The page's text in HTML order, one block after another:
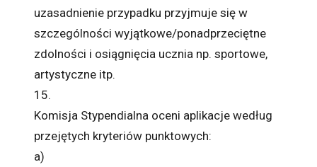
uzasadnienie przypadku przyjmuje się w
szczególności wyjątkowe/ponadprzeciętne
zdolności i osiągnięcia ucznia np. sportowe,
artystyczne itp.
15.
Komisja Stypendialna oceni aplikacje według
przejętych kryteriów punktowych:
a)